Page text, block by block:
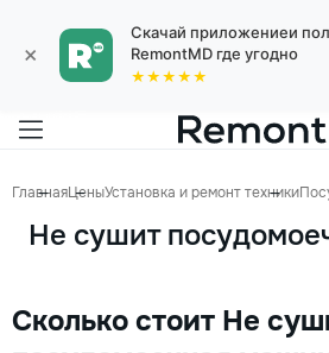
×
Скачай приложениеи
RemontMD где угодно
★★★★★
ГлавнаяЦеныУстановка и ремонт техники
Не сушит
Сколько стоит Не